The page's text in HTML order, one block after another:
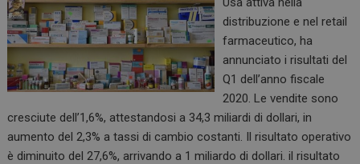
distribuzione e nel retail
farmaceutico, ha
annunciato i risultati del
Q1 dell’anno fiscale
2020. Le vendite sono
cresciute dell’1,6%, attestandosi a 34,3 miliardi di dollari, in
aumento del 2,3% a tassi di cambio costanti. Il risultato operativo
è diminuito del 27,6%, arrivando a 1 miliardo di dollari. il risultato